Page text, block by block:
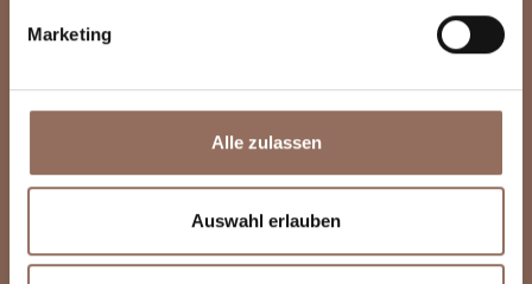
Marketing
Alle zulassen
Auswahl erlauben